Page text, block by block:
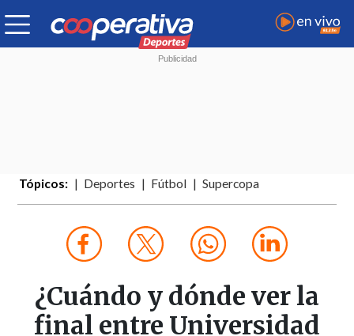
Tópicos: Deportes Fútbol Supercopa
¿Cuándo y dónde ver la
final entre Universidad